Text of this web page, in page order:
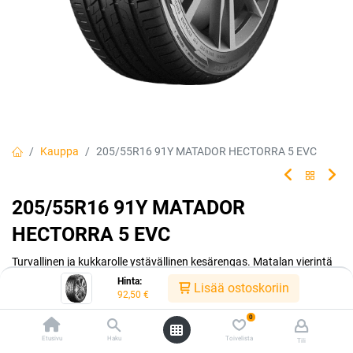
Hinta:
92,50 € Lisää ostoskoriin
Etusivu Haku
0
Toivelista Tili
Kauppa 205/55R16 91Y MATADOR HECTORRA 5 EVC
205/55R16 91Y MATADOR
HECTORRA 5 EVC
Turvallinen ja kukkarolle ystävällinen kesärengas. Matalan vierintä
vastuksen ansiosta ajat polttoainetta säästäen. Matador made by
Continental.
4050496003807 Tuotekoodi:242164
Tällä tuotteella ei ole kelvollista yhdistelmää.